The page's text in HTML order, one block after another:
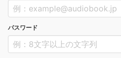
パスワード